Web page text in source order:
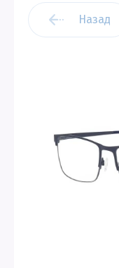
Назад